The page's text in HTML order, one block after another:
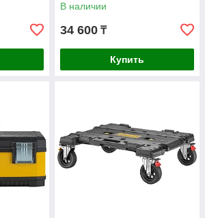
В наличии
34 600 ₸
Купить